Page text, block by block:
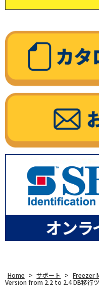
Home > サポート > Freezer
Version from 2.2 to 2.4 DB移行